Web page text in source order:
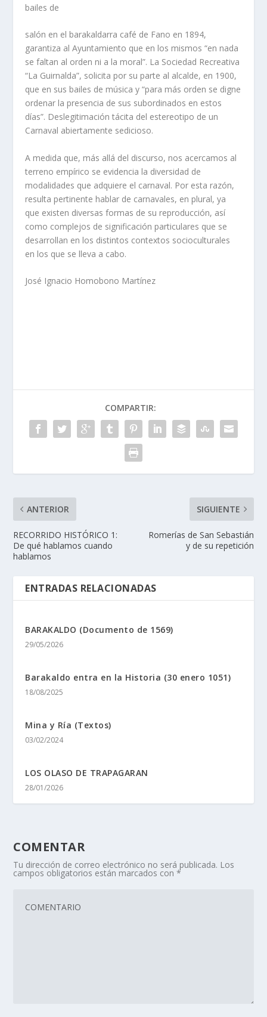
bailes de
salón en el barakaldarra café de Fano en 1894,
garantiza al Ayuntamiento que en los mismos “en nada
se faltan al orden ni a la moral”. La Sociedad Recreativa
“La Guirnalda”, solicita por su parte al alcalde, en 1900,
que en sus bailes de música y “para más orden se digne
ordenar la presencia de sus subordinados en estos
días”. Deslegitimación tácita del estereotipo de un
Carnaval abiertamente sedicioso.
A medida que, más allá del discurso, nos acercamos al
terreno empírico se evidencia la diversidad de
modalidades que adquiere el carnaval. Por esta razón,
resulta pertinente hablar de carnavales, en plural, ya
que existen diversas formas de su reproducción, así
como complejos de significación particulares que se
desarrollan en los distintos contextos socioculturales
en los que se lleva a cabo.
José Ignacio Homobono Martínez
COMPARTIR:
ANTERIOR
RECORRIDO HISTÓRICO 1:
De qué hablamos cuando
hablamos
SIGUIENTE
Romerí­as de San Sebastián
y de su repetición
ENTRADAS RELACIONADAS
BARAKALDO (Documento de 1569)
29/05/2026
Barakaldo entra en la Historia (30 enero 1051)
18/08/2025
Mina y Rí­a (Textos)
03/02/2024
LOS OLASO DE TRAPAGARAN
28/01/2026
COMENTAR
Tu dirección de correo electrónico no será publicada. Los
campos obligatorios están marcados con*